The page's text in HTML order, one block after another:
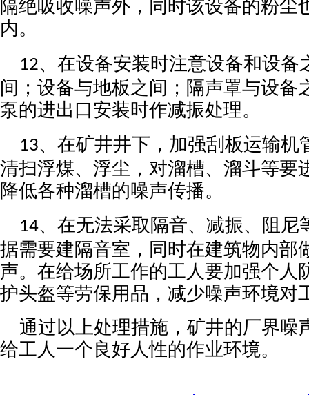
隔绝吸收噪声外，同时该设备的粉尘
内。
12、在设备安装时注意设备和设
间；设备与地板之间；隔声罩与设备
泵的进出口安装时作减振处理。
13、在矿井井下，加强刮板运输
清扫浮煤、浮尘，对溜槽、溜斗等要
降低各种溜槽的噪声传播。
14、在无法采取隔音、减振、阻
据需要建隔音室，同时在建筑物内部
声。在给场所工作的工人要加强个人
护头盔等劳保用品，减少噪声环境对
通过以上处理措施，矿井的厂界噪
给工人一个良好人性的作业环境。